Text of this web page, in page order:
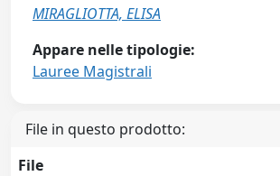
MIRAGLIOTTA, ELISA
Appare nelle tipologie:
Lauree Magistrali
File in questo prodotto:
File